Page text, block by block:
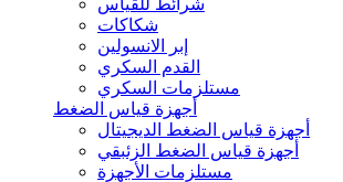
شرائط للقياس
شكاكات
إبر الانسولين
القدم السكري
مستلزمات السكري
أجهزة قياس الضغط
أجهزة قياس الضغط الديجيتال
أجهزة قياس الضغط الزئبقي
مستلزمات الأجهزة